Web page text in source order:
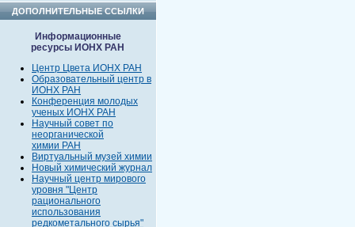
ДОПОЛНИТЕЛЬНЫЕ ССЫЛКИ
Информационные
ресурсы ИОНХ РАН
Центр Цвета ИОНХ РАН
Образовательный центр в
ИОНХ РАН
Конференция молодых
ученых ИОНХ РАН
Научный совет по
неорганической
химии РАН
Виртуальный музей химии
Новый химический журнал
Научный центр мирового
уровня "Центр
рационального
использования
редкометального сырья"